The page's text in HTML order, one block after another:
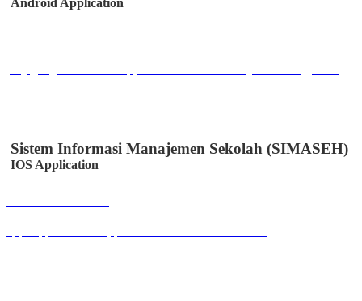
Android Application
Sistem Informasi Manajemen Sekolah (SIMASEH)
IOS Application